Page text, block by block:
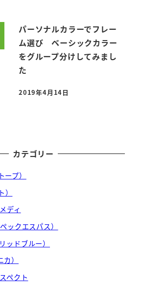
パーソナルカラーでフレー
ム選び ベーシックカラー
をグループ分けしてみまし
た
投稿日
2019年4月14日
カテゴリー
プ）
ディ
ックエスパス）
ッドブルー）
）
ペクト